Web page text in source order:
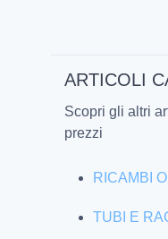
ARTICOLI
Scopri gli altri
prezzi
RICAMBI
TUBI E